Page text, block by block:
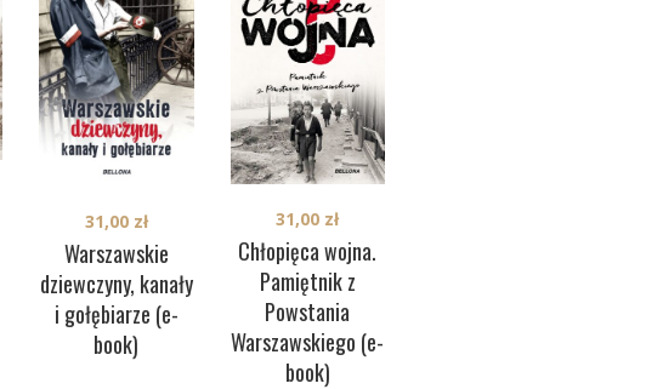
Warszawskie
dziewczyny, kanały
i gołębiarze (e-
book)
31,00 zł
Chłopięca wojna.
Pamiętnik z
Powstania
Warszawskiego (e-
book)
31,00 zł